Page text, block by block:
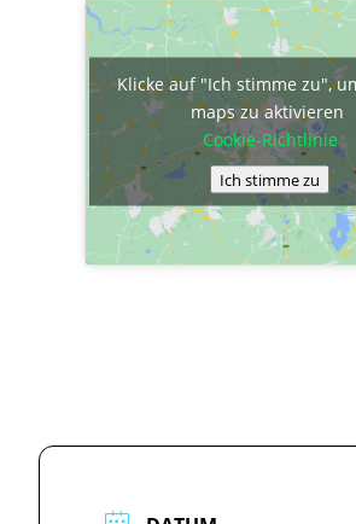
Klicke auf "Ich stimme zu",
maps zu aktivieren
Cookie-Richtlinie
Ich stimme zu